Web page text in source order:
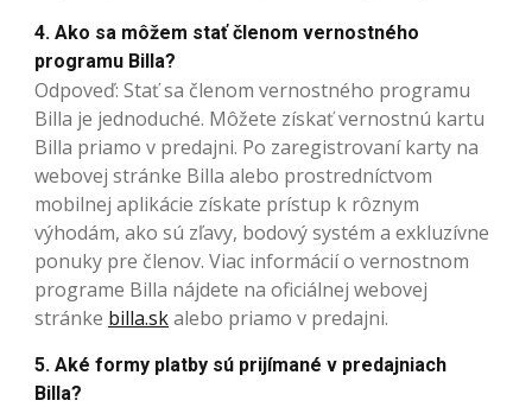
4. Ako sa môžem stať členom vernostného
programu Billa?
Odpoveď: Stať sa členom vernostného programu
Billa je jednoduché. Môžete získať vernostnú kartu
Billa priamo v predajni. Po zaregistrovaní karty na
webovej stránke Billa alebo prostredníctvom
mobilnej aplikácie získate prístup k rôznym
výhodám, ako sú zľavy, bodový systém a exkluzívne
ponuky pre členov. Viac informácií o vernostnom
programe Billa nájdete na oficiálnej webovej
stránke billa.skalebo priamo v predajni.
5. Aké formy platby sú prijímané v predajniach
Billa?